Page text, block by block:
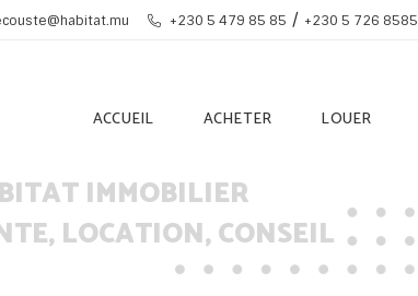
+230 5 479 85 85 / +230 5 726 8585
ACCUEIL ACHETER LOUER
IMMOBILIER
LOCATION, CONSEIL